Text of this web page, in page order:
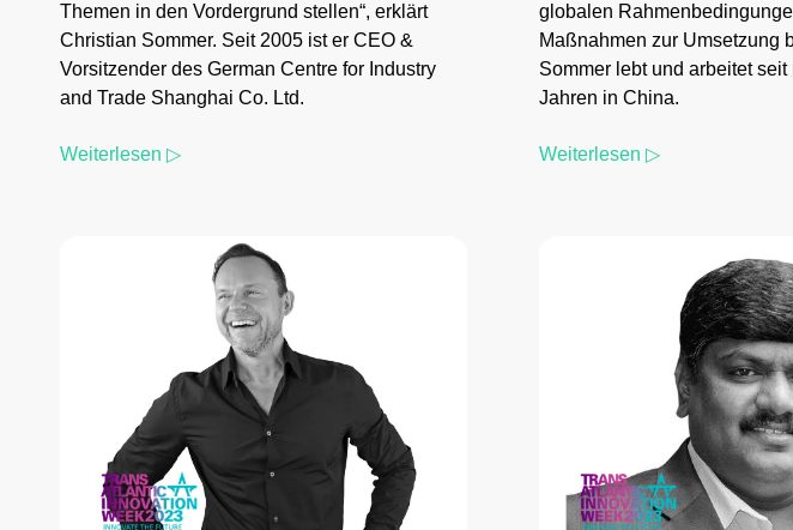
Themen in den Vordergrund stellen“, erklärt
Christian Sommer. Seit 2005 ist er CEO &
Vorsitzender des German Centre for Industry
and Trade Shanghai Co. Ltd.
Weiterlesen ▷
globalen
Maßnahmen zur Umsetzung
Sommer lebt und arbeitet seit
Jahren in China.
Weiterlesen ▷